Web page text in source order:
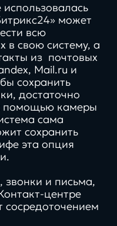
может
всю
в свою систему, а
из почтовых
Mail.ru и
сохранить
достаточно
помощью камеры
сама
сохранить
эта опция
и письма,
центре
сосредоточением